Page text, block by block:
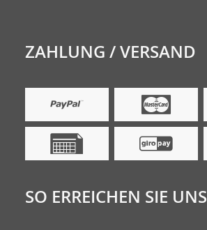
ZAHLUNG / VERSAND
SO ERREICHEN SIE UNS